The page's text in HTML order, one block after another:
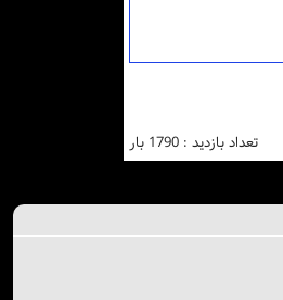
تعداد بازدید : 1790 بار